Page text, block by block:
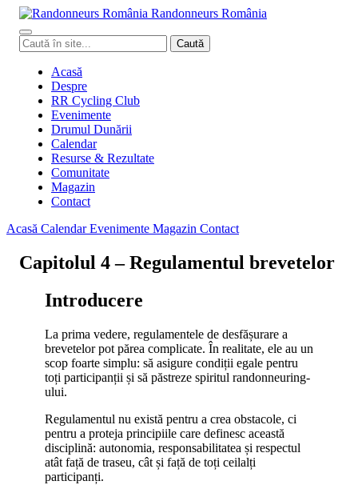
Randonneurs România
Caută
în
Caută
Acasă
Despre
RR Cycling Club
Evenimente
Drumul Dunării
Calendar
Resurse & Rezultate
Comunitate
Magazin
Contact
Acasă CalendarEvenimente Magazin Contact
Capitolul 4 – Regulamentul brevetelor
Introducere
La prima vedere, regulamentele de desfășurare a
brevetelor pot părea complicate. În realitate, ele au un
scop foarte simplu: să asigure condiții egale pentru
toți participanții și să păstreze spiritul randonneuring-
ului.
Regulamentul nu există pentru a crea obstacole, ci
pentru a proteja principiile care definesc această
disciplină: autonomia, responsabilitatea și respectul
atât față de traseu, cât și față de toți ceilalți
participanți.